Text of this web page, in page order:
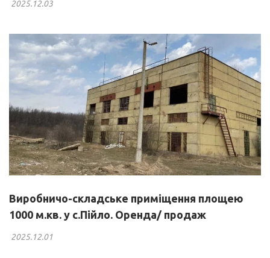
2025.12.03
Виробничо-складське приміщення площею
1000 м.кв. у с.Пійло. Оренда/ продаж
2025.12.01